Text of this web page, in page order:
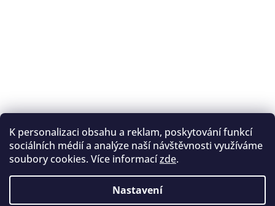
K personalizaci obsahu a reklam, poskytování funkcí
sociálních médií a analýze naší návštěvnosti využíváme
soubory cookies. Více informacízde.
Nastavení
Sledovat na Instagramu
Registrace na lukostřelbu
I. Královský lukostřelecký klub
Český lukostřelecký svaz